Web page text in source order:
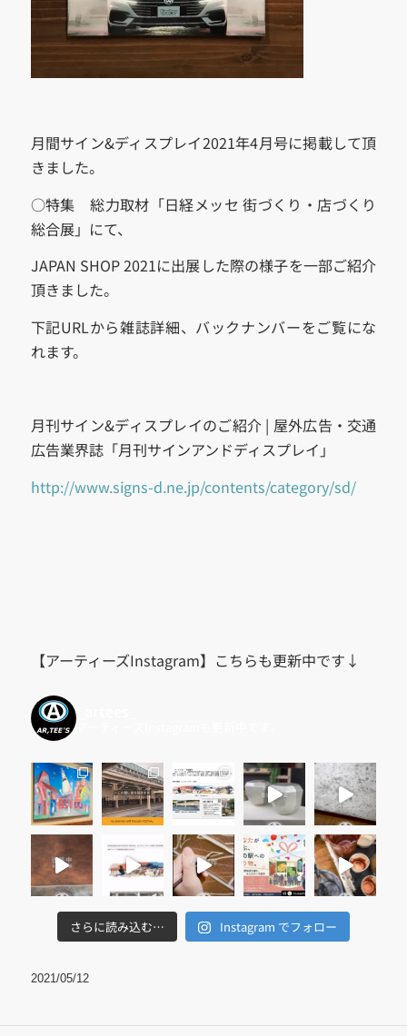
月間サイン&ディスプレイ2021年4月号に掲載して頂
きました。
○特集 総力取材「日経メッセ 街づくり・店づくり
総合展」にて、
JAPAN SHOP 2021に出展した際の様子を一部ご紹介
頂きました。
下記URLから雑誌詳細、バックナンバーをご覧にな
れます。
月刊サイン&ディスプレイのご紹介 | 屋外広告・交通
広告業界誌「月刊サインアンドディスプレイ」
http://www.signs-d.ne.jp/contents/category/sd/
【アーティーズInstagram】こちらも更新中です↓
_artees_
アーティーズInstagramも更新中です。
さらに読み込む… Instagram でフォロー
2021/05/12